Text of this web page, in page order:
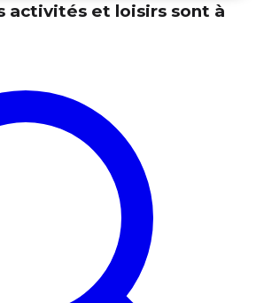
activités et loisirs sont à